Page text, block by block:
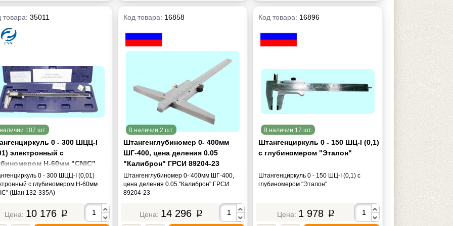
товара: 35011
107 шт.
0 - 300 ШЦЦ-I
электронный с
Н-60мм "CNIC"
132-335А)0 - 300 ШЦЦ-I (0,01)
с глубиномером Н-60мм
(Шан 132-335А)
10 176 p
Код товара: 16858
В наличии 2 шт.
Штангенглубиномер 0- 400мм
ШГ-400, цена деления 0.05
"Калиброн" ГРСИ 89204-23
Штангенглубиномер 0- 400мм ШГ-400,
цена деления 0.05 "Калиброн" ГРСИ
89204-23
14 296 p
Код товара: 16896
В наличии 17 шт.
Штангенциркуль 0 - 150 ШЦ-I (0,1)
с глубиномером "Эталон"
Штангенциркуль 0 - 150 ШЦ-I (0,1) с
глубиномером "Эталон"
1 978 p